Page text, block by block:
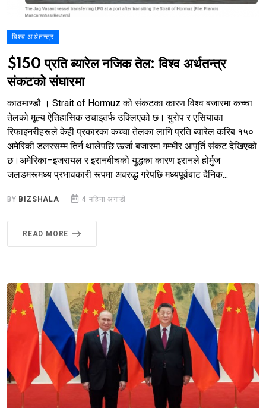
विश्व अर्थतन्त्र
$150 प्रति ब्यारेल नजिक तेल: विश्व अर्थतन्त्र
संकटको संघारमा
काठमाण्डौ । Strait of Hormuz को संकटका कारण विश्व बजारमा कच्चा
तेलको मूल्य ऐतिहासिक उचाइतर्फ उक्लिएको छ। युरोप र एसियाका
रिफाइनरीहरूले केही प्रकारका कच्चा तेलका लागि प्रति ब्यारेल करिब १५०
अमेरिकी डलरसम्म तिर्न थालेपछि ऊर्जा बजारमा गम्भीर आपूर्ति संकट देखिएको
छ।अमेरिका–इजरायल र इरानबीचको युद्धका कारण इरानले होर्मुज
जलडमरूमध्य प्रभावकारी रूपमा अवरुद्ध गरेपछि मध्यपूर्वबाट दैनिक...
BY BIZSHALA 4 महिना अगाडी
READ MORE